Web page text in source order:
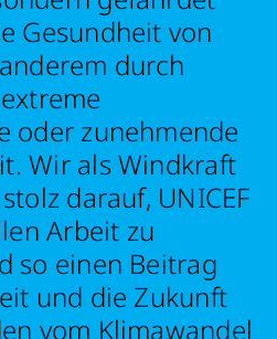
Gesundheit von
durch
oder zunehmende
Wir als Windkraft
darauf, UNICEF
Arbeit zu
so einen Beitrag
und die Zukunft
vom Klimawandel